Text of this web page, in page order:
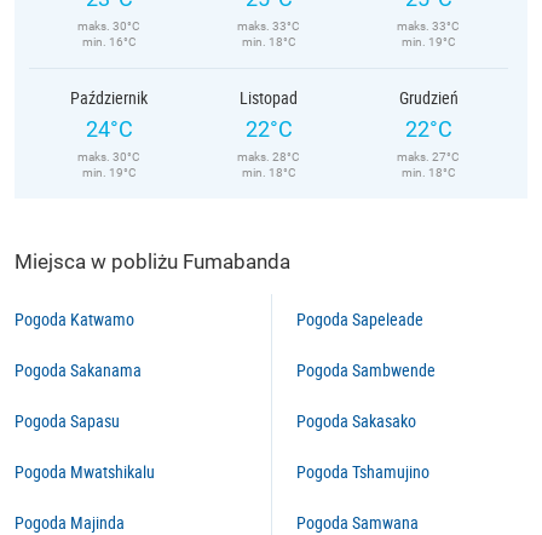
maks. 30°C
min. 16°C
maks. 33°C
min. 18°C
maks. 33°C
min. 19°C
Październik
24°C
maks. 30°C
min. 19°C
Listopad
22°C
maks. 28°C
min. 18°C
Grudzień
22°C
maks. 27°C
min. 18°C
Miejsca w pobliżu Fumabanda
Pogoda Katwamo
Pogoda Sakanama
Pogoda Sapasu
Pogoda Mwatshikalu
Pogoda Majinda
Pogoda Sapeleade
Pogoda Sambwende
Pogoda Sakasako
Pogoda Tshamujino
Pogoda Samwana